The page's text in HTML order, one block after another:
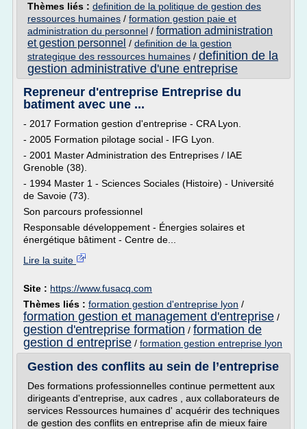
Thèmes liés : definition de la politique de gestion des
ressources humaines / formation gestion paie et
administration du personnel / formation administration
et gestion personnel / definition de la gestion
strategique des ressources humaines / definition de la
gestion administrative d'une entreprise
Repreneur d'entreprise Entreprise du
batiment avec une ...
- 2017 Formation gestion d'entreprise - CRA Lyon.
- 2005 Formation pilotage social - IFG Lyon.
- 2001 Master Administration des Entreprises / IAE
Grenoble (38).
- 1994 Master 1 - Sciences Sociales (Histoire) - Université
de Savoie (73).
Son parcours professionnel
Responsable développement - Énergies solaires et
énergétique bâtiment - Centre de...
Lire la suite
Site : https://www.fusacq.com
Thèmes liés : formation gestion d'entreprise lyon /
formation gestion et management d'entreprise /
gestion d'entreprise formation / formation de
gestion d entreprise / formation gestion entreprise lyon
Gestion des conflits au sein de l’entreprise
Des formations professionnelles continue permettent aux
dirigeants d'entreprise, aux cadres , aux collaborateurs de
services Ressources humaines d' acquérir des techniques
de gestion des conflits en entreprise afin de mieux faire